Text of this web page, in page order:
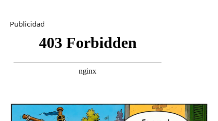
Publicidad